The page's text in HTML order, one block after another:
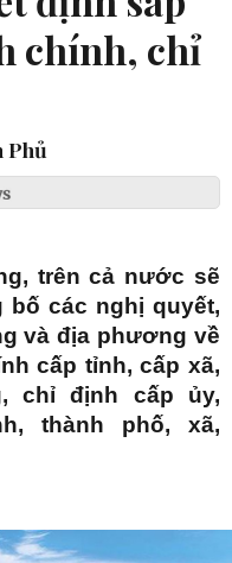
chính, chỉ
Phủ
trên cả nước sẽ
bố các nghị quyết,
và địa phương về
cấp tỉnh, cấp xã,
chỉ định cấp ủy,
thành phố, xã,